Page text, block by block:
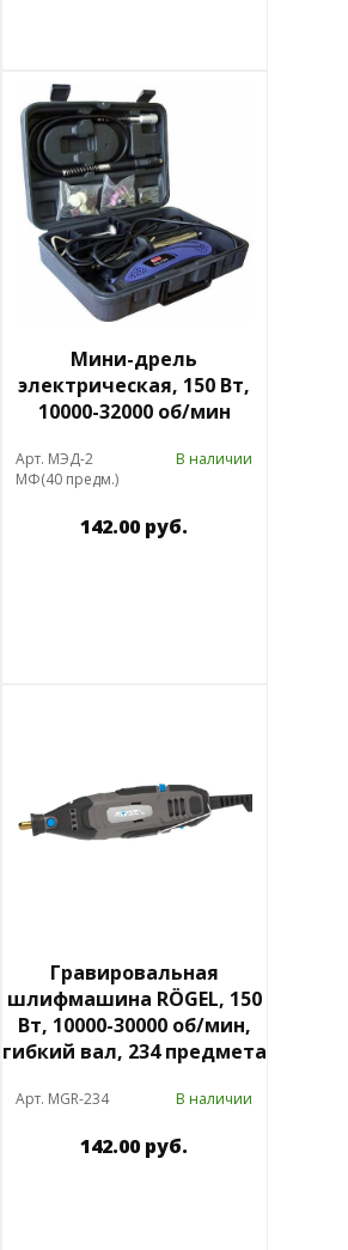
Мини-дрель
электрическая, 150 Вт,
10000-32000 об/мин
Арт. МЭД-2
МФ(40 предм.)
В наличии
142.00 руб.
Гравировальная
шлифмашина RÖGEL, 150
Вт, 10000-30000 об/мин,
гибкий вал, 234 предмета
Арт. MGR-234 В наличии
142.00 руб.